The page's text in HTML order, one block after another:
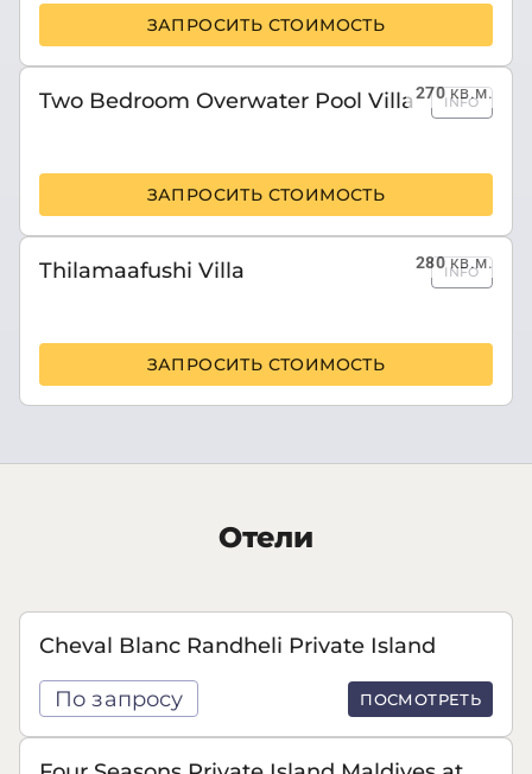
ЗАПРОСИТЬ СТОИМОСТЬ
270кв.м.
Two Bedroom Overwater Pool Villa INFO
ЗАПРОСИТЬ СТОИМОСТЬ
280кв.м.
Thilamaafushi Villa INFO
ЗАПРОСИТЬ СТОИМОСТЬ
Отели
Cheval Blanc Randheli Private Island
По запросу ПОСМОТРЕТЬ